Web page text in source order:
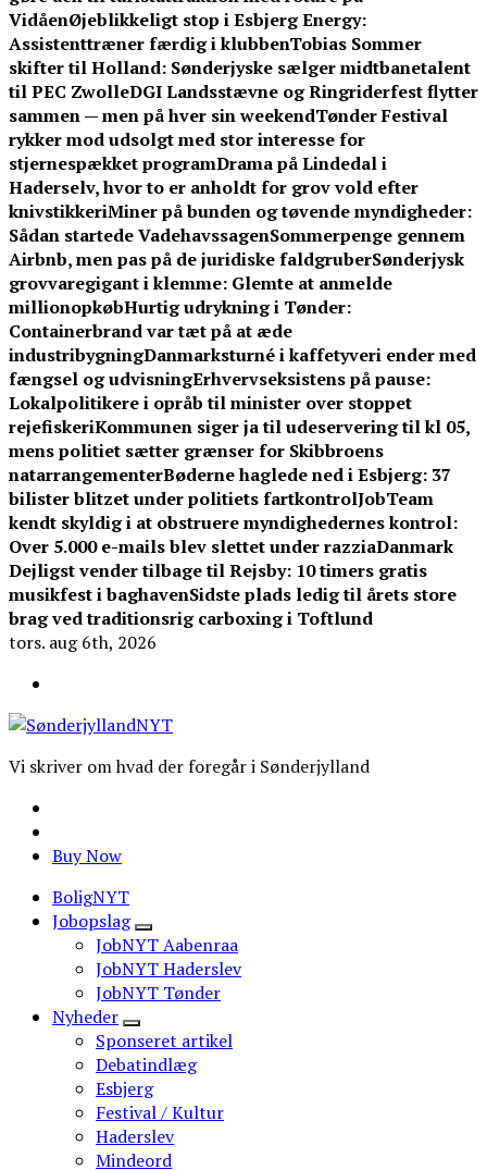
VidåenØjeblikkeligt stop i Esbjerg Energy:
Assistenttræner færdig i klubbenTobias Sommer
skifter til Holland: Sønderjyske sælger midtbanetalent
til PEC ZwolleDGI Landsstævne og Ringriderfest flytter
sammen — men på hver sin weekendTønder Festival
rykker mod udsolgt med stor interesse for
stjernespækket programDrama på Lindedal i
Haderselv, hvor to er anholdt for grov vold efter
knivstikkeriMiner på bunden og tøvende myndigheder:
Sådan startede VadehavssagenSommerpenge gennem
Airbnb, men pas på de juridiske faldgruberSønderjysk
grovvaregigant i klemme: Glemte at anmelde
millionopkøbHurtig udrykning i Tønder:
Containerbrand var tæt på at æde
industribygningDanmarksturné i kaffetyveri ender med
fængsel og udvisningErhvervseksistens på pause:
Lokalpolitikere i opråb til minister over stoppet
rejefiskeriKommunen siger ja til udeservering til kl 05,
mens politiet sætter grænser for Skibbroens
natarrangementerBøderne haglede ned i Esbjerg: 37
bilister blitzet under politiets fartkontrolJobTeam
kendt skyldig i at obstruere myndighedernes kontrol:
Over 5.000 e-mails blev slettet under razziaDanmark
Dejligst vender tilbage til Rejsby: 10 timers gratis
musikfest i baghavenSidste plads ledig til årets store
brag ved traditionsrig carboxing i Toftlund
tors. aug 6th, 2026
Vi skriver om hvad der foregår i Sønderjylland
Buy Now
BoligNYT
Jobopslag
JobNYT Aabenraa
JobNYT Haderslev
JobNYT Tønder
Nyheder
Sponseret artikel
Debatindlæg
Esbjerg
Festival / Kultur
Haderslev
Mindeord